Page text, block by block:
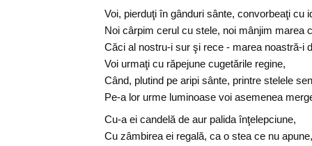
Voi, pierduţi în gânduri sânte, convorbeaţi cu
Noi cârpim cerul cu stele, noi mânjim marea
Căci al nostru-i sur şi rece - marea noastră-i
Voi urmaţi cu răpejune cugetările regine,
Când, plutind pe aripi sânte, printre stelele
Pe-a lor urme luminoase voi asemenea
Cu-a ei candelă de aur palida înţelepciune,
Cu zâmbirea ei regală, ca o stea ce nu apune,